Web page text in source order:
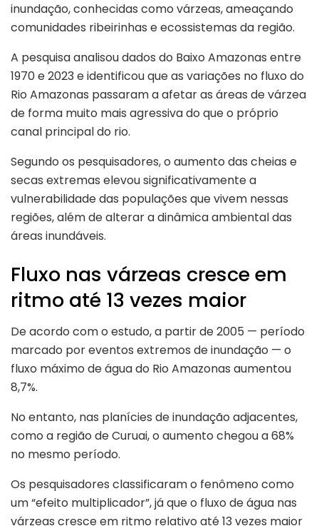
inundação, conhecidas como várzeas, ameaçando
comunidades ribeirinhas e ecossistemas da região.
A pesquisa analisou dados do Baixo Amazonas entre
1970 e 2023 e identificou que as variações no fluxo do
Rio Amazonas passaram a afetar as áreas de várzea
de forma muito mais agressiva do que o próprio
canal principal do rio.
Segundo os pesquisadores, o aumento das cheias e
secas extremas elevou significativamente a
vulnerabilidade das populações que vivem nessas
regiões, além de alterar a dinâmica ambiental das
áreas inundáveis.
Fluxo nas várzeas cresce em
ritmo até 13 vezes maior
De acordo com o estudo, a partir de 2005 — período
marcado por eventos extremos de inundação — o
fluxo máximo de água do Rio Amazonas aumentou
8,7%.
No entanto, nas planícies de inundação adjacentes,
como a região de Curuai, o aumento chegou a 68%
no mesmo período.
Os pesquisadores classificaram o fenômeno como
um “efeito multiplicador”, já que o fluxo de água nas
várzeas cresce em ritmo relativo até 13 vezes maior